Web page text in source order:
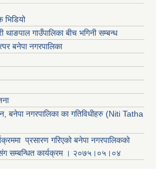
भिडियो
थाङपाल गाउँपालिका बीच भगिनी सम्बन्ध
बनेपा नगरपालिका
बनेपा नगरपालिका का गतिविधीहरु (Niti Tatha
प्रसारण गरिएकोबनेपा नगरपालिकको
सम्बन्धित कार्यक्रम । २०७५।०५।०४